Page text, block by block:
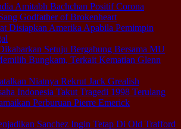
Amitabh Bachchan Positif Corona
Godfather of Brokenheart
Disiapkan Amerika Apabila Pemimpin
Setuju Bergabung Bersama MU
Bungkam, Terkait Kematian Glenn
Niatnya Rekrut Jack Grealish
Indonesia Takut Tragedi 1998 Terulang
Perburuan Pierre Emerick
Sanchez Ingin Tetap Di Old Trafford